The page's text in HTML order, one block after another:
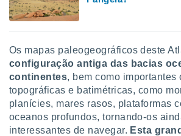
Os mapas paleogeográficos deste
configuração antiga das bacias
continentes, bem como importantes
topográficas e batimétricas, como
planícies, mares rasos, plataformas
oceanos profundos, tornando-os
interessantes de navegar. Esta